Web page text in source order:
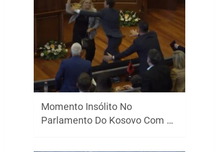
Momento Insólito No
Parlamento Do Kosovo Com …